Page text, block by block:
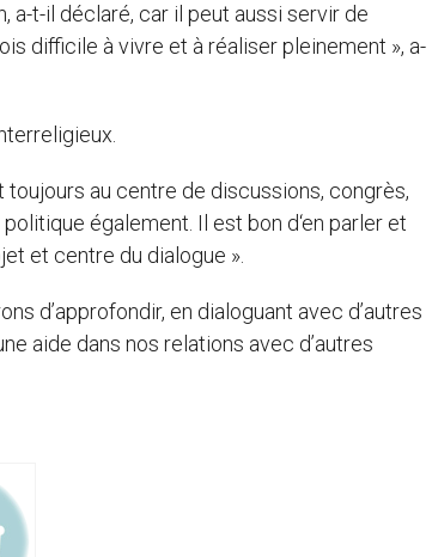
a-t-il déclaré, car il peut aussi servir de
difficile à vivre et à réaliser pleinement », a-
au centre de discussions, congrès,
également. Il est bon d‘en parler et
et centre du dialogue ».
d’approfondir, en dialoguant avec d’autres
aide dans nos relations avec d’autres